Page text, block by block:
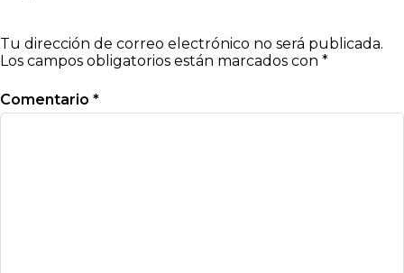
Tu dirección de correo electrónico no será publicada.
Los campos obligatorios están marcados con *
Comentario *